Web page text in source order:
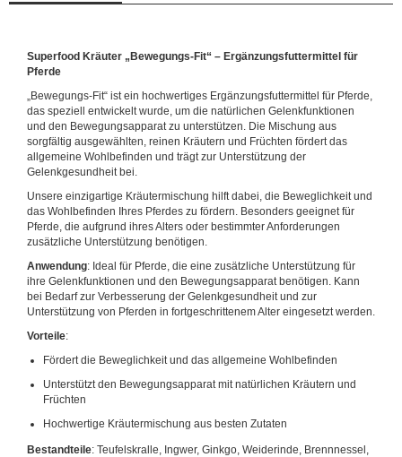
Superfood Kräuter „Bewegungs-Fit“ – Ergänzungsfuttermittel für
Pferde
„Bewegungs-Fit“ ist ein hochwertiges Ergänzungsfuttermittel für Pferde,
das speziell entwickelt wurde, um die natürlichen Gelenkfunktionen
und den Bewegungsapparat zu unterstützen. Die Mischung aus
sorgfältig ausgewählten, reinen Kräutern und Früchten fördert das
allgemeine Wohlbefinden und trägt zur Unterstützung der
Gelenkgesundheit bei.
Unsere einzigartige Kräutermischung hilft dabei, die Beweglichkeit und
das Wohlbefinden Ihres Pferdes zu fördern. Besonders geeignet für
Pferde, die aufgrund ihres Alters oder bestimmter Anforderungen
zusätzliche Unterstützung benötigen.
Anwendung: Ideal für Pferde, die eine zusätzliche Unterstützung für
ihre Gelenkfunktionen und den Bewegungsapparat benötigen. Kann
bei Bedarf zur Verbesserung der Gelenkgesundheit und zur
Unterstützung von Pferden in fortgeschrittenem Alter eingesetzt werden.
Vorteile:
Fördert die Beweglichkeit und das allgemeine Wohlbefinden
Unterstützt den Bewegungsapparat mit natürlichen Kräutern und
Früchten
Hochwertige Kräutermischung aus besten Zutaten
Bestandteile: Teufelskralle, Ingwer, Ginkgo, Weiderinde, Brennnessel,